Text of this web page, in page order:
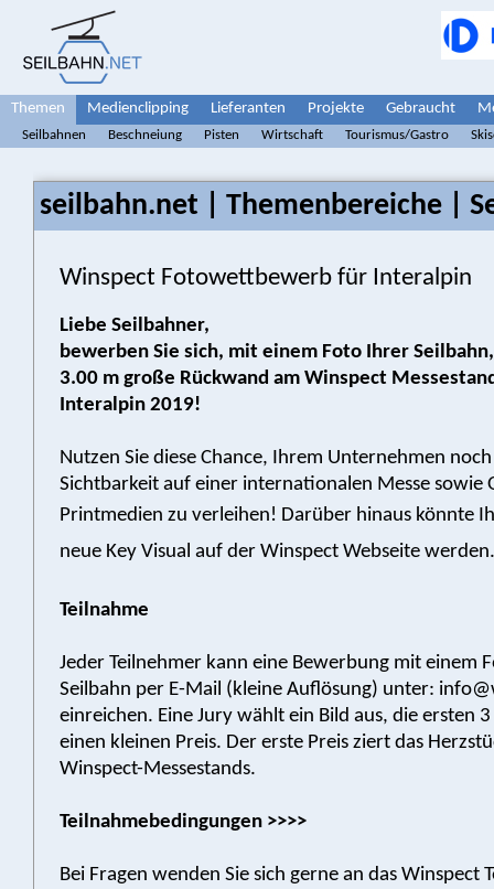
Themen Medienclipping Lieferanten Projekte Gebraucht
Seilbahnen Beschneiung Pisten Wirtschaft Tourismus/Gastro
seilbahn.net | Themenbereiche |
Winspect Fotowettbewerb für Interalpin
Liebe Seilbahner,
bewerben Sie sich, mit einem Foto Ihrer
3.00 m große Rückwand am Winspect
Interalpin 2019!
Nutzen Sie diese Chance, Ihrem Unternehmen
Sichtbarkeit auf einer internationalen Messe sowie
Printmedien zu verleihen! Darüber hinaus könnte
neue Key Visual auf der Winspect Webseite werden.
Teilnahme
Jeder Teilnehmer kann eine Bewerbung mit einem
Seilbahn per E-Mail (kleine Auflösung) unter:
einreichen. Eine Jury wählt ein Bild aus, die ersten
einen kleinen Preis. Der erste Preis ziert das
Winspect-Messestands.
Teilnahmebedingungen >>>>
Bei Fragen wenden Sie sich gerne an das Winspect